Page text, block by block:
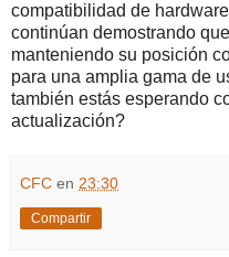
compatibilidad de
continúan demostrando
manteniendo su posición
para una amplia gama de
también estás esperando
actualización?
CFC en 23:30
Compartir